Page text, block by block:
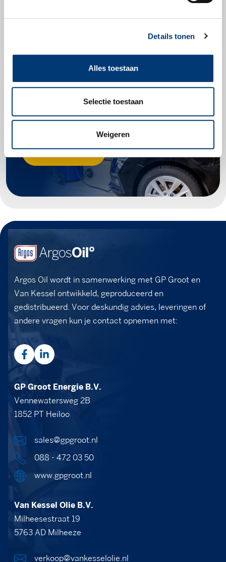
Details tonen
Alles toestaan
Selectie toestaan
Weigeren
Check snel of dit
product geschikt is
voor jouw voertuig.
Argos Oil wordt in samenwerking met GP Groot en
Van Kessel ontwikkeld, geproduceerd en
gedistribueerd. Voor deskundig advies, leveringen of
andere vragen kun je contact opnemen met:
GP Groot Energie B.V.
Vennewatersweg 2B
1852 PT Heiloo
sales@gpgroot.nl
088 - 472 03 50
www.gpgroot.nl
Van Kessel Olie B.V.
Milheesestraat 19
5763 AD Milheeze
verkoop@vankesselolie.nl